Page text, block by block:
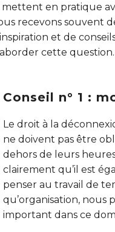
mettent en pratique
recevons souvent
et de
cette question.
Conseil n° 1 :
Le droit à la
ne doivent pas être
dehors de leurs
clairement qu’il est
penser au travail de
qu’organisation, nous
important dans ce